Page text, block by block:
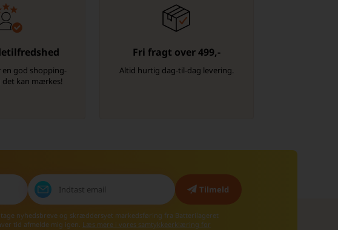
god shopping-
det kan mærkes!
Fri fragt over 499,-
Altid hurtig dag-til-dag levering.
nyhedsbreve og skræddersyet markedsføring fra Batterilageret
tid afmelde mig igen. Læs mere i vores samtykkeerklæring for